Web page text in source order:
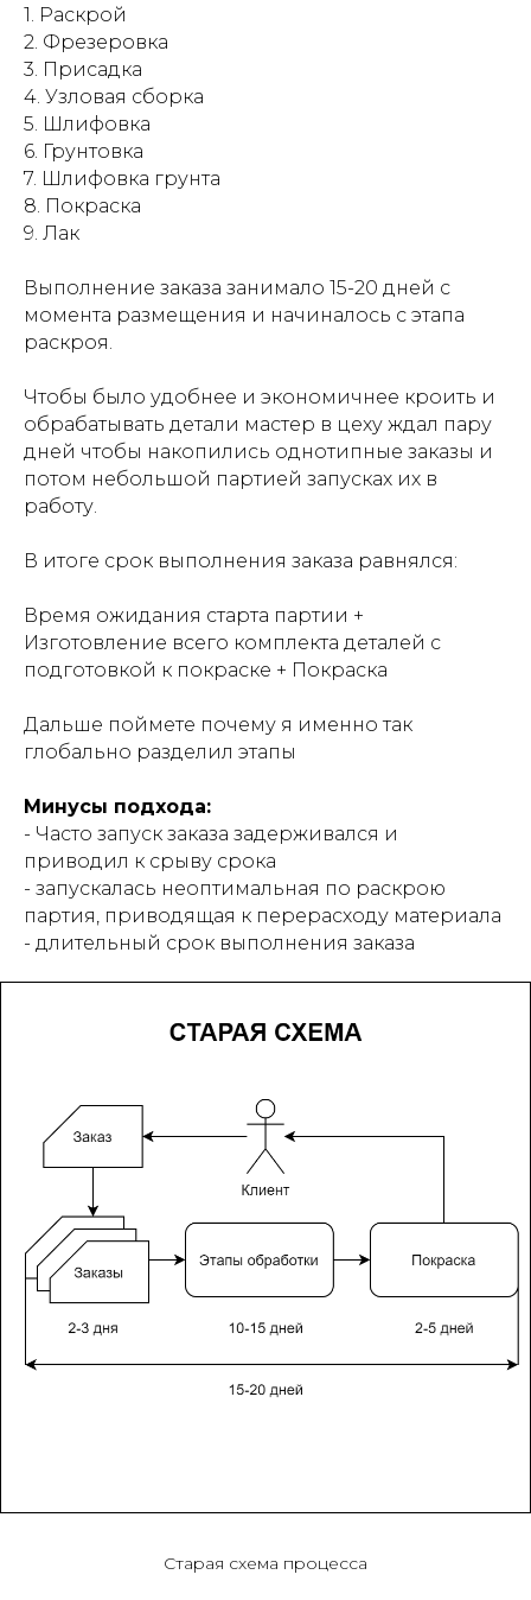
1. Раскрой
2. Фрезеровка
3. Присадка
4. Узловая сборка
5. Шлифовка
6. Грунтовка
7. Шлифовка грунта
8. Покраска
9. Лак
Выполнение заказа занимало 15-20 дней с
момента размещения и начиналось с этапа
раскроя.
Чтобы было удобнее и экономичнее кроить и
обрабатывать детали мастер в цеху ждал пару
дней чтобы накопились однотипные заказы и
потом небольшой партией запусках их в
работу.
В итоге срок выполнения заказа равнялся:
Время ожидания старта партии +
Изготовление всего комплекта деталей с
подготовкой к покраске + Покраска
Дальше поймете почему я именно так
глобально разделил этапы
Минусы подхода:
- Часто запуск заказа задерживался и
приводил к срыву срока
- запускалась неоптимальная по раскрою
партия, приводящая к перерасходу материала
- длительный срок выполнения заказа
Старая схема процесса